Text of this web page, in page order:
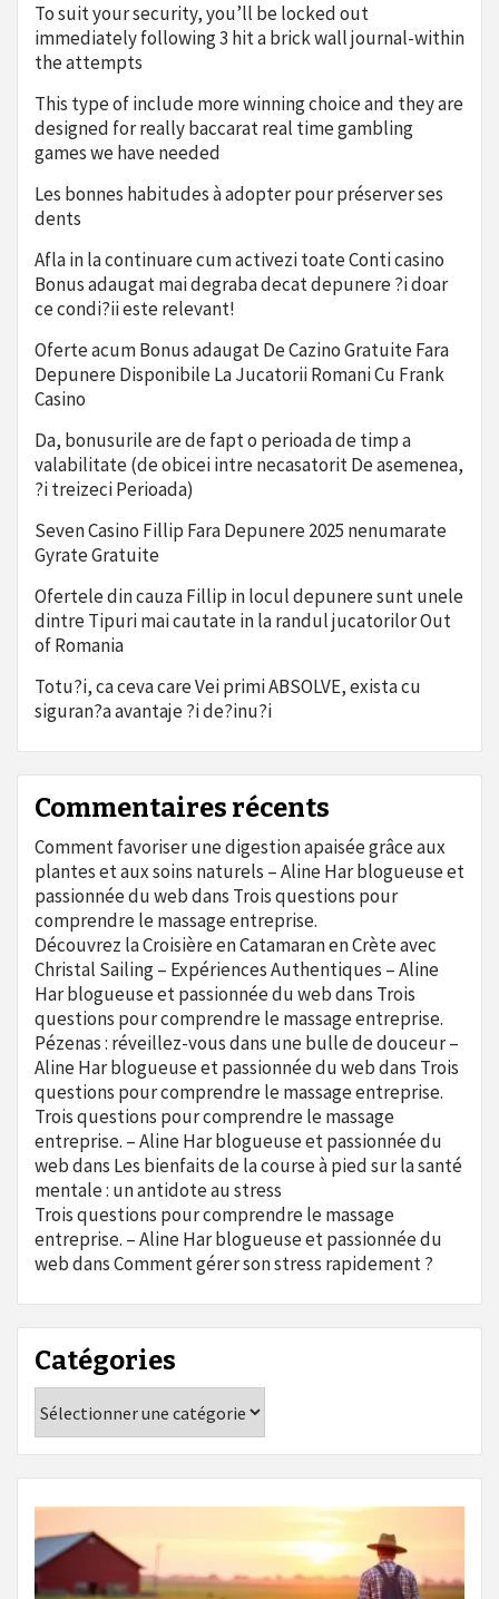
To suit your security, you’ll be locked out
immediately following 3 hit a brick wall journal-within
the attempts
This type of include more winning choice and they are
designed for really baccarat real time gambling
games we have needed
Les bonnes habitudes à adopter pour préserver ses
dents
Afla in la continuare cum activezi toate Conti casino
Bonus adaugat mai degraba decat depunere ?i doar
ce condi?ii este relevant!
Oferte acum Bonus adaugat De Cazino Gratuite Fara
Depunere Disponibile La Jucatorii Romani Cu Frank
Casino
Da, bonusurile are de fapt o perioada de timp a
valabilitate (de obicei intre necasatorit De asemenea,
?i treizeci Perioada)
Seven Casino Fillip Fara Depunere 2025 nenumarate
Gyrate Gratuite
Ofertele din cauza Fillip in locul depunere sunt unele
dintre Tipuri mai cautate in la randul jucatorilor Out
of Romania
Totu?i, ca ceva care Vei primi ABSOLVE, exista cu
siguran?a avantaje ?i de?inu?i
Commentaires récents
Comment favoriser une digestion apaisée grâce aux
plantes et aux soins naturels – Aline Har blogueuse et
passionnée du webdans Trois questions pour
comprendre le massage entreprise.
Découvrez la Croisière en Catamaran en Crète avec
Christal Sailing – Expériences Authentiques – Aline
Har blogueuse et passionnée du webdans Trois
questions pour comprendre le massage entreprise.
Pézenas : réveillez-vous dans une bulle de douceur –
Aline Har blogueuse et passionnée du webdans Trois
questions pour comprendre le massage entreprise.
Trois questions pour comprendre le massage
entreprise. – Aline Har blogueuse et passionnée du
webdans Les bienfaits de la course à pied sur la santé
mentale : un antidote au stress
Trois questions pour comprendre le massage
entreprise. – Aline Har blogueuse et passionnée du
webdansComment gérer son stress rapidement ?
Catégories